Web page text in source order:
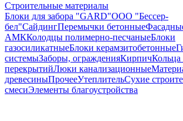
Строительные материалы
Блоки для забора "GARD"ООО "Бессер-
бел"СайдингПеремычки бетонные
АМККолодцы полимерно-песчаныеБлоки
газосиликатныеБлоки керамзитобетонные
системыЗаборы, огражденияКирпич
перекрытийЛюки канализационные
древесиныПрочееУтеплительСухие
смесиЭлементы благоустройства